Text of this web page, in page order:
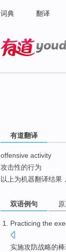
词典 翻译
有道翻译
offensive activity
攻击性的行为
以上为机器翻译结果
双语例句
Practicing the
实施攻防战略的